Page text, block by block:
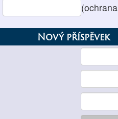
Nový příspěvek